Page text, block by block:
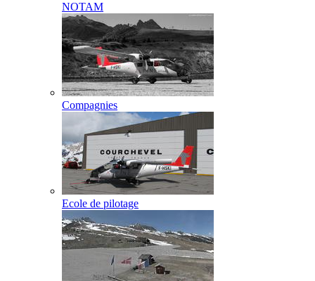
NOTAM
Compagnies
Ecole de pilotage